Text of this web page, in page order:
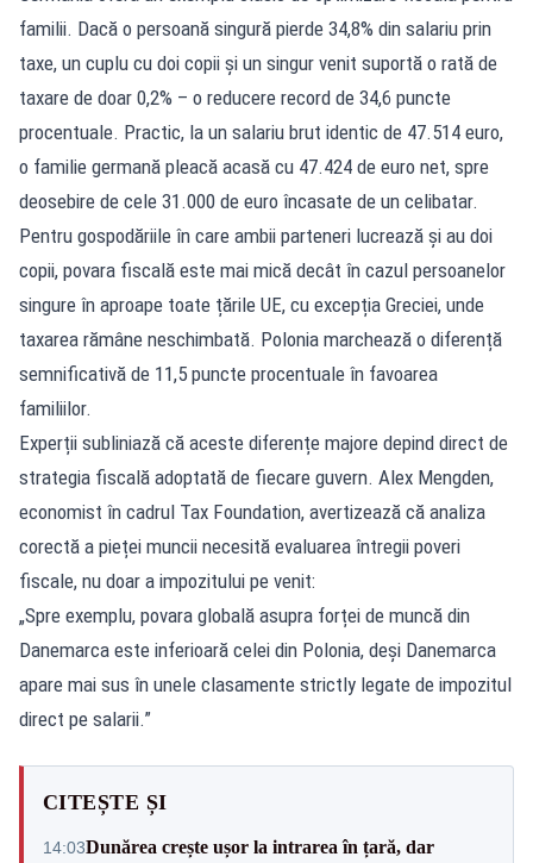
familii. Dacă o persoană singură pierde 34,8% din salariu prin
taxe, un cuplu cu doi copii și un singur venit suportă o rată de
taxare de doar 0,2% – o reducere record de 34,6 puncte
procentuale. Practic, la un salariu brut identic de 47.514 euro,
o familie germană pleacă acasă cu 47.424 de euro net, spre
deosebire de cele 31.000 de euro încasate de un celibatar.
Pentru gospodăriile în care ambii parteneri lucrează și au doi
copii, povara fiscală este mai mică decât în cazul persoanelor
singure în aproape toate țările UE, cu excepția Greciei, unde
taxarea rămâne neschimbată. Polonia marchează o diferență
semnificativă de 11,5 puncte procentuale în favoarea
familiilor.
Experții subliniază că aceste diferențe majore depind direct de
strategia fiscală adoptată de fiecare guvern. Alex Mengden,
economist în cadrul Tax Foundation, avertizează că analiza
corectă a pieței muncii necesită evaluarea întregii poveri
fiscale, nu doar a impozitului pe venit:
„Spre exemplu, povara globală asupra forței de muncă din
Danemarca este inferioară celei din Polonia, deși Danemarca
apare mai sus în unele clasamente strictly legate de impozitul
direct pe salarii.”
CITEȘTE ȘI
14:03Dunărea crește ușor la intrarea în țară, dar